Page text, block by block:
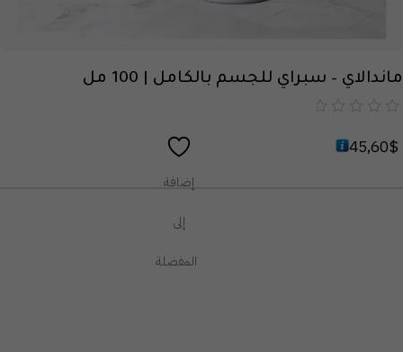
ماندالاي – سبراي للجسم بالكامل | 100 مل
5
45,60$